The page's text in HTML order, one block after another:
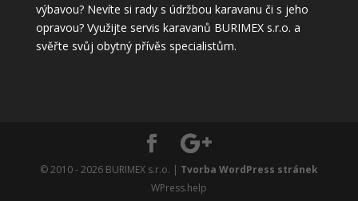
výbavou? Nevíte si rady s údržbou karavanu či s jeho
opravou? Využijte servis karavanů BURIMEX s.r.o. a
svěřte svůj obytný přívěs specialistům.
© 2010 - 2026 BURIMEX s.r.o. | Tvorba WordPress stránek
WPress.help